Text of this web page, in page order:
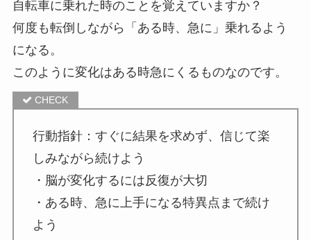
自転車に乗れた時のことを覚えていますか？
何度も転倒しながら「ある時、急に」乗れるよう
になる。
このように変化はある時急にくるものなのです。
行動指針：すぐに結果を求めず、信じて楽
しみながら続けよう
・脳が変化するには反復が大切
・ある時、急に上手になる特異点まで続け
よう